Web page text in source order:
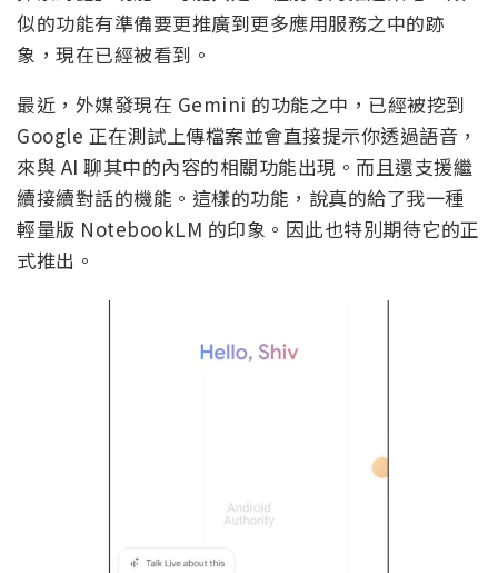
似的功能有準備要更推廣到更多應用服務之中的跡
象，現在已經被看到。
最近，外媒發現在 Gemini 的功能之中，已經被挖到
Google 正在測試上傳檔案並會直接提示你透過語音，
來與 AI 聊其中的內容的相關功能出現。而且還支援繼
續接續對話的機能。這樣的功能，說真的給了我一種
輕量版 NotebookLM 的印象。因此也特別期待它的正
式推出。